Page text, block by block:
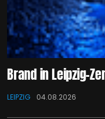
Brand in Leipzig-
LEIPZIG 04.08.2026